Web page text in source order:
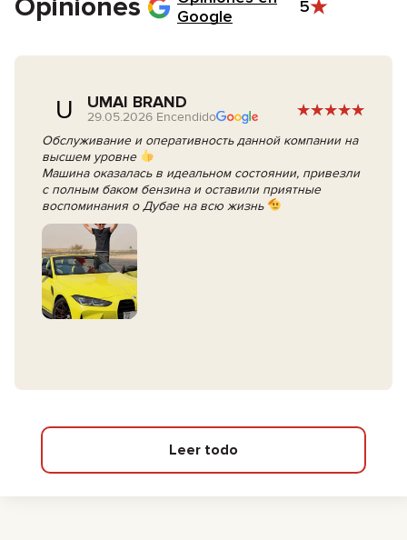
Opiniones
Google
5
U UMAI BRAND
29.05.2026 Encendido
Обслуживание и оперативность данной компании на
высшем уровне
Машина оказалась в идеальном состоянии, привезли
с полным баком бензина и оставили приятные
воспоминания о Дубае на всю жизнь
Leer todo